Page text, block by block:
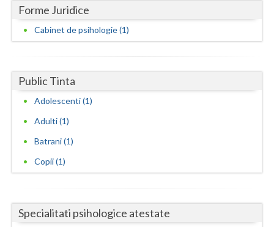
Ialomita
Iasi
Maramures
Mehedinti
Prahova
Forme Juridice
Cabinet de psihologie (1)
Public Tinta
Adolescenti (1)
Adulti (1)
Batrani (1)
Copii (1)
Specialitati psihologice atestate